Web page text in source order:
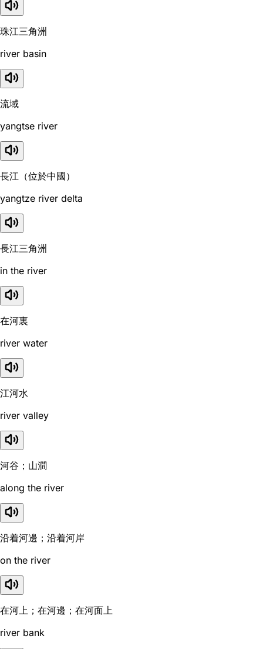
珠江三角洲
river basin
流域
yangtse river
長江（位於中國）
yangtze river delta
長江三角洲
in the river
在河裏
river water
江河水
river valley
河谷；山澗
along the river
沿着河邊；沿着河岸
on the river
在河上；在河邊；在河面上
river bank